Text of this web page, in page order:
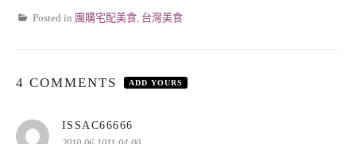
Posted in 團購宅配美食 台灣美食
4 COMMENTS ADD YOURS
ISSAC66666